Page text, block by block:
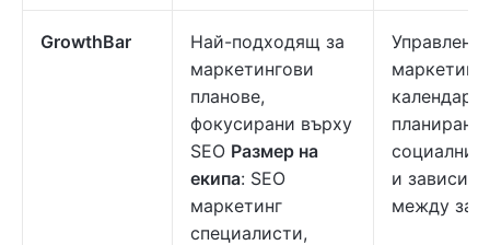
GrowthBar
Най-подходящ за
маркетингови
планове,
фокусирани върху
SEO Размер на
екипа: SEO
маркетинг
специалисти,
календар,
планиране
социални
и
между